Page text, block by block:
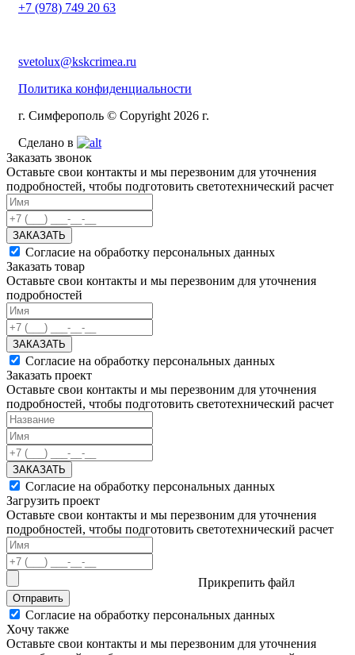
+7 (978) 749 20 63
svetolux@kskcrimea.ru
Политика конфиденциальности
г. Симферополь © Copyright 2026 г.
Сделано в
Заказать звонок
Оставьте свои контакты и мы перезвоним для уточнения
подробностей, чтобы подготовить светотехнический расчет
ЗАКАЗАТЬ
Согласие на обработку персональных данных
Заказать товар
Оставьте свои контакты и мы перезвоним для уточнения
подробностей
ЗАКАЗАТЬ
Согласие на обработку персональных данных
Заказать проект
Оставьте свои контакты и мы перезвоним для уточнения
подробностей, чтобы подготовить светотехнический расчет
ЗАКАЗАТЬ
Согласие на обработку персональных данных
Загрузить проект
Оставьте свои контакты и мы перезвоним для уточнения
подробностей, чтобы подготовить светотехнический расчет
Прикрепить файл
Отправить
Согласие на обработку персональных данных
Хочу также
Оставьте свои контакты и мы перезвоним для уточнения